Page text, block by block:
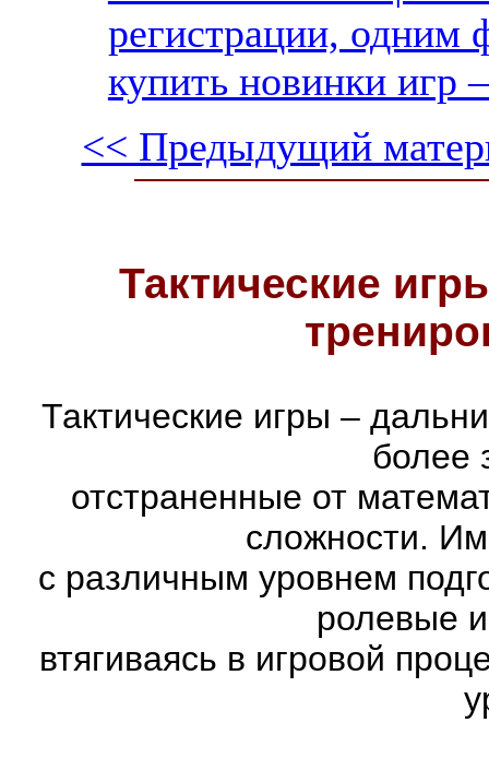
регистрации, одним
купить новинки
<< Предыдущий
Тактические
Тактические игры –
более
отстраненные от
сложности.
с различным уровнем
ролевые
втягиваясь в игровой